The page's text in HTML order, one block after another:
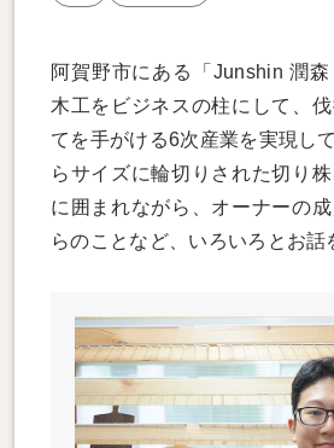
阿賀野市にある「Junshin 潤
木工をビジネスの柱にして、
てを手がける6次産業を実現し
らサイズに輪切りされた切り
に囲まれながら、オーナーの
らのことなど、いろいろとお話